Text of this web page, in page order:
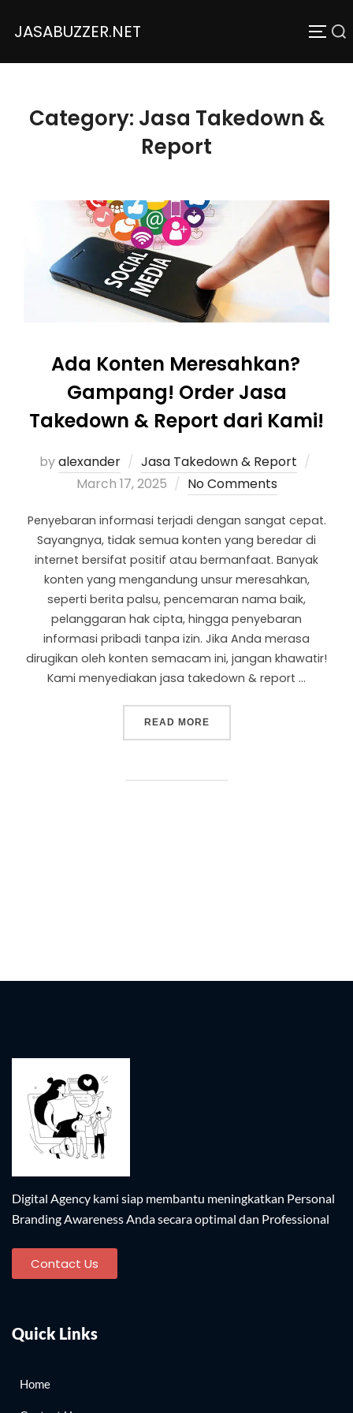
JASABUZZER.NET
Category: Jasa Takedown &
Report
Ada Konten Meresahkan?
Gampang! Order Jasa
Takedown & Report dari Kami!
byalexander
Jasa Takedown & Report
March 17, 2025
No Comments
Penyebaran informasi terjadi dengan sangat cepat.
Sayangnya, tidak semua konten yang beredar di
internet bersifat positif atau bermanfaat. Banyak
konten yang mengandung unsur meresahkan,
seperti berita palsu, pencemaran nama baik,
pelanggaran hak cipta, hingga penyebaran
informasi pribadi tanpa izin. Jika Anda merasa
dirugikan oleh konten semacam ini, jangan khawatir!
Kami menyediakan jasa takedown & report …
READ MORE
Digital Agency kami siap membantu meningkatkan Personal
Branding Awareness Anda secara optimal dan Professional​
Contact Us
Quick Links
Home